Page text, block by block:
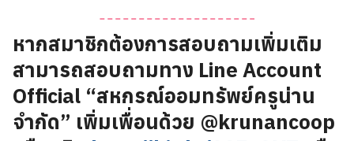
หากสมาชิกต้องการสอบถามเพิ่มเติม
สามารถสอบถามทาง Line Account
Official “สหกรณ์ออมทรัพย์ครูน่าน
จำกัด” เพิ่มเพื่อนด้วย @krunancoop